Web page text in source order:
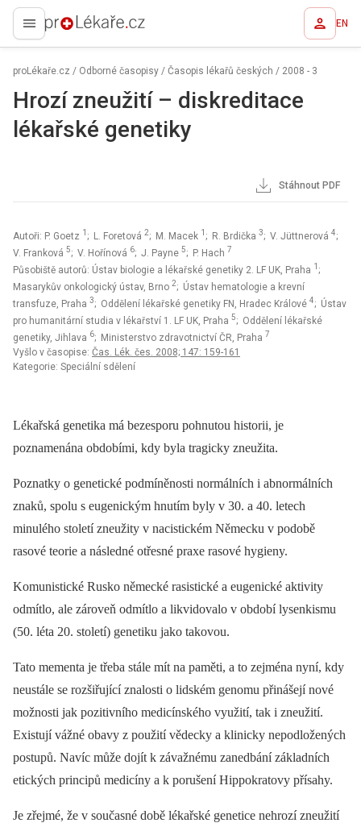
proLékaře.cz EN
proLékaře.cz / Odborné časopisy / Časopis lékařů českých / 2008 - 3
Hrozí zneužití – diskreditace
lékařské genetiky
Stáhnout PDF
Autoři: P. Goetz 1 ; L. Foretová 2; M. Macek 1 ; R. Brdička 3; V. Jüttnerová 4;
V. Franková 5; V. Hořínová 6; J. Payne 5; P. Hach 7
Působiště autorů: Ústav biologie a lékařské genetiky 2. LF UK, Praha 1 ;
Masarykův onkologický ústav, Brno 2; Ústav hematologie a krevní
transfuze, Praha 3; Oddělení lékařské genetiky FN, Hradec Králové 4; Ústav
pro humanitární studia v lékařství 1. LF UK, Praha 5; Oddělení lékařské
genetiky, Jihlava 6; Ministerstvo zdravotnictví ČR, Praha 7
Vyšlo v časopise: Čas. Lék. čes. 2008; 147: 159-161
Kategorie: Speciální sdělení
Lékařská genetika má bezesporu pohnutou historii, je
poznamenána obdobími, kdy byla tragicky zneužita.
Poznatky o genetické podmíněnosti normálních i abnormálních
znaků, spolu s eugenickým hnutím byly v 30. a 40. letech
minulého století zneužity v nacistickém Německu v podobě
rasové teorie a následné otřesné praxe rasové hygieny.
Komunistické Rusko německé rasistické a eugenické aktivity
odmítlo, ale zároveň odmítlo a likvidovalo v období lysenkismu
(50. léta 20. století) genetiku jako takovou.
Tato mementa je třeba stále mít na paměti, a to zejména nyní, kdy
neustále se rozšiřující znalosti o lidském genomu přinášejí nové
možnosti jak pozitivního medicínského využití, tak i zneužití.
Existují vážné obavy z použití vědecky a klinicky nepodložených
postupů. Navíc může dojít k závažnému zanedbání základních
etických principů medicíny a k porušení Hippokratovy přísahy.
Je zřejmé, že v současné době lékařské genetice nehrozí zneužití